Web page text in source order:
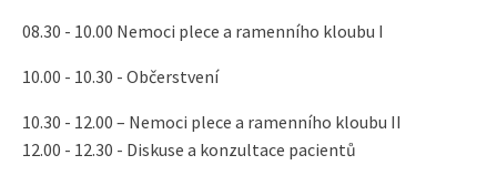
08.30 - 10.00 Nemoci plece a ramenního kloubu I
10.00 - 10.30 - Občerstvení
10.30 - 12.00 – Nemoci plece a ramenního kloubu II
12.00 - 12.30 - Diskuse a konzultace pacientů